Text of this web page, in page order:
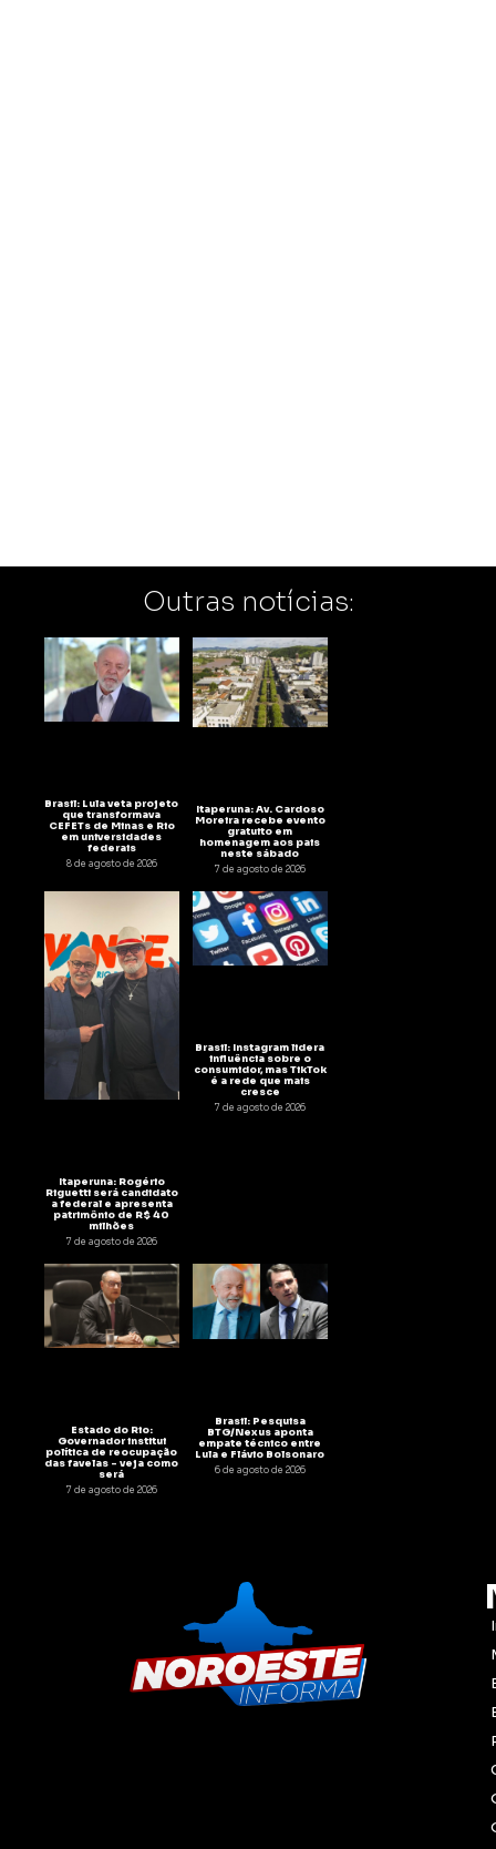
Outras notícias:
Brasil: Lula veta projeto
que transformava
CEFETs de Minas e Rio
em universidades
federais
8 de agosto de 2026
Itaperuna: Av. Cardoso
Moreira recebe evento
gratuito em
homenagem aos pais
neste sábado
7 de agosto de 2026
Itaperuna: Rogério
Riguetti será candidato
a federal e apresenta
patrimônio de R$ 40
milhões
7 de agosto de 2026
Brasil: Instagram lidera
influência sobre o
consumidor, mas TikTok
é a rede que mais
cresce
7 de agosto de 2026
Estado do Rio:
Governador institui
política de reocupação
das favelas – veja como
será
7 de agosto de 2026
Brasil: Pesquisa
BTG/Nexus aponta
empate técnico entre
Lula e Flávio Bolsonaro
6 de agosto de 2026